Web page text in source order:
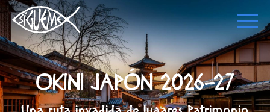
OKINI JAPÓN 2026-27